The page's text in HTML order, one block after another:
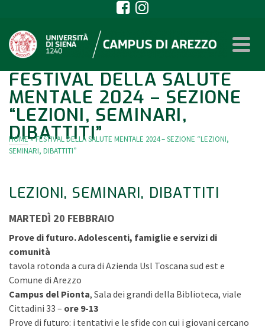
FESTIVAL DELLA SALUTE
MENTALE 2024 – SEZIONE
“LEZIONI, SEMINARI,
DIBATTITI”
HOME»FESTIVAL DELLA SALUTE MENTALE 2024 – SEZIONE “LEZIONI,
SEMINARI, DIBATTITI”
LEZIONI, SEMINARI, DIBATTITI
MARTEDÌ 20 FEBBRAIO
Prove di futuro. Adolescenti, famiglie e servizi di
comunità
tavola rotonda a cura di Azienda Usl Toscana sud est e
Comune di Arezzo
Campus del Pionta, Sala dei grandi della Biblioteca, viale
Cittadini 33 – ore 9-13
Prove di futuro: i tentativi e le sfide con cui i giovani cercano